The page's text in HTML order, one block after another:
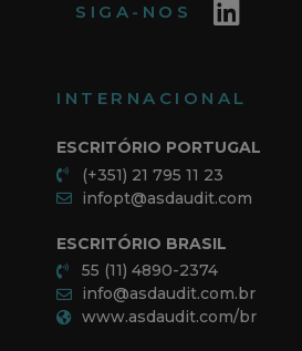
SIGA-NOS
INTERNACIONAL
ESCRITÓRIO PORTUGAL
(+351) 21 795 11 23
infopt@asdaudit.com
ESCRITÓRIO BRASIL
55 (11) 4890-2374
info@asdaudit.com.br
www.asdaudit.com/br